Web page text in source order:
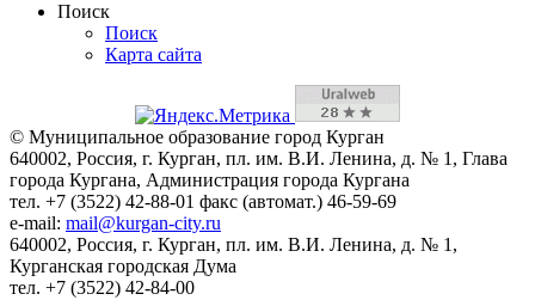
Поиск
Поиск
Карта сайта
© Муниципальное образование город Курган
640002, Россия, г. Курган, пл. им. В.И. Ленина, д. № 1, Глава
города Кургана, Администрация города Кургана
тел. +7 (3522) 42-88-01 факс (автомат.) 46-59-69
e-mail: mail@kurgan-city.ru
640002, Россия, г. Курган, пл. им. В.И. Ленина, д. № 1,
Курганская городская Дума
тел. +7 (3522) 42-84-00